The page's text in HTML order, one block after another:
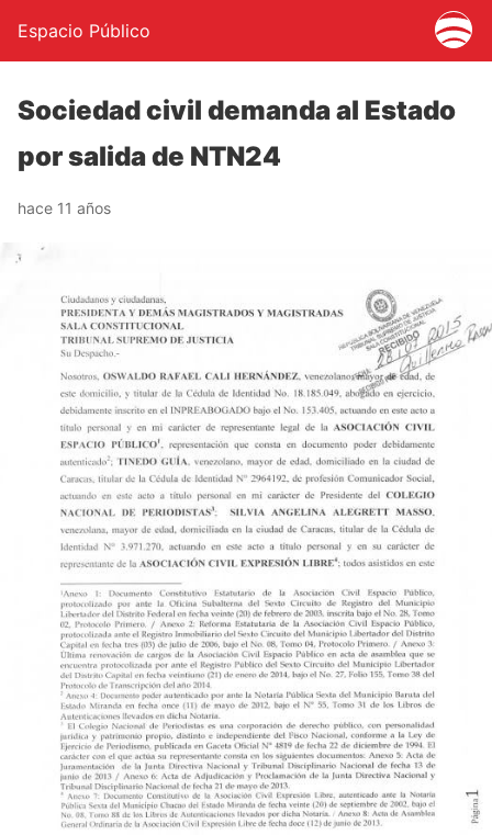
Espacio Público
Sociedad civil demanda al Estado
por salida de NTN24
hace 11 años